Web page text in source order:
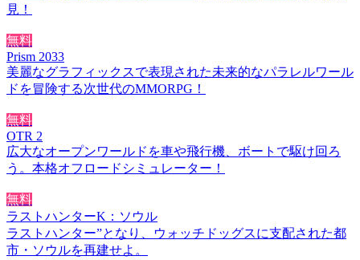
見！
無料
Prism 2033
美麗なグラフィックスで表現された未来的なパラレルワール
ドを冒険する次世代のMMORPG！
無料
OTR 2
広大なオープンワールドを車や飛行機、ボートで駆け回ろ
う。本格オフロードシミュレーター！
無料
ラストハンターK：ソウル
ラストハンター”となり、ウォッチドッグスに支配された都
市・ソウルを再建せよ。